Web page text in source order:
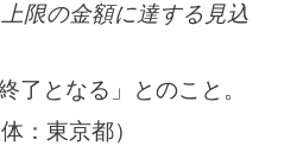
限の金額に達する見込
了となる」とのこと。
：東京都）